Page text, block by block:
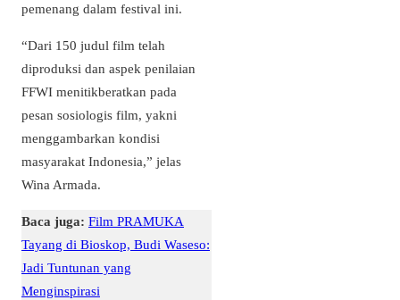
pemenang dalam festival ini.
“Dari 150 judul film telah
diproduksi dan aspek penilaian
FFWI menitikberatkan pada
pesan sosiologis film, yakni
menggambarkan kondisi
masyarakat Indonesia,” jelas
Wina Armada.
Baca juga: Film PRAMUKA
Tayang di Bioskop, Budi Waseso:
Jadi Tuntunan yang
Menginspirasi